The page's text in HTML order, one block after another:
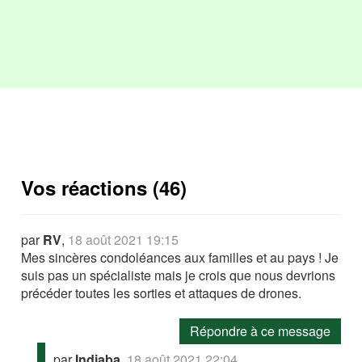
Vos réactions (46)
parRV, 18 août 2021 19:15
Mes sincères condoléances aux familles et au pays ! Je
suis pas un spécialiste mais je crois que nous devrions
précéder toutes les sorties et attaques de drones.
Répondre à ce message